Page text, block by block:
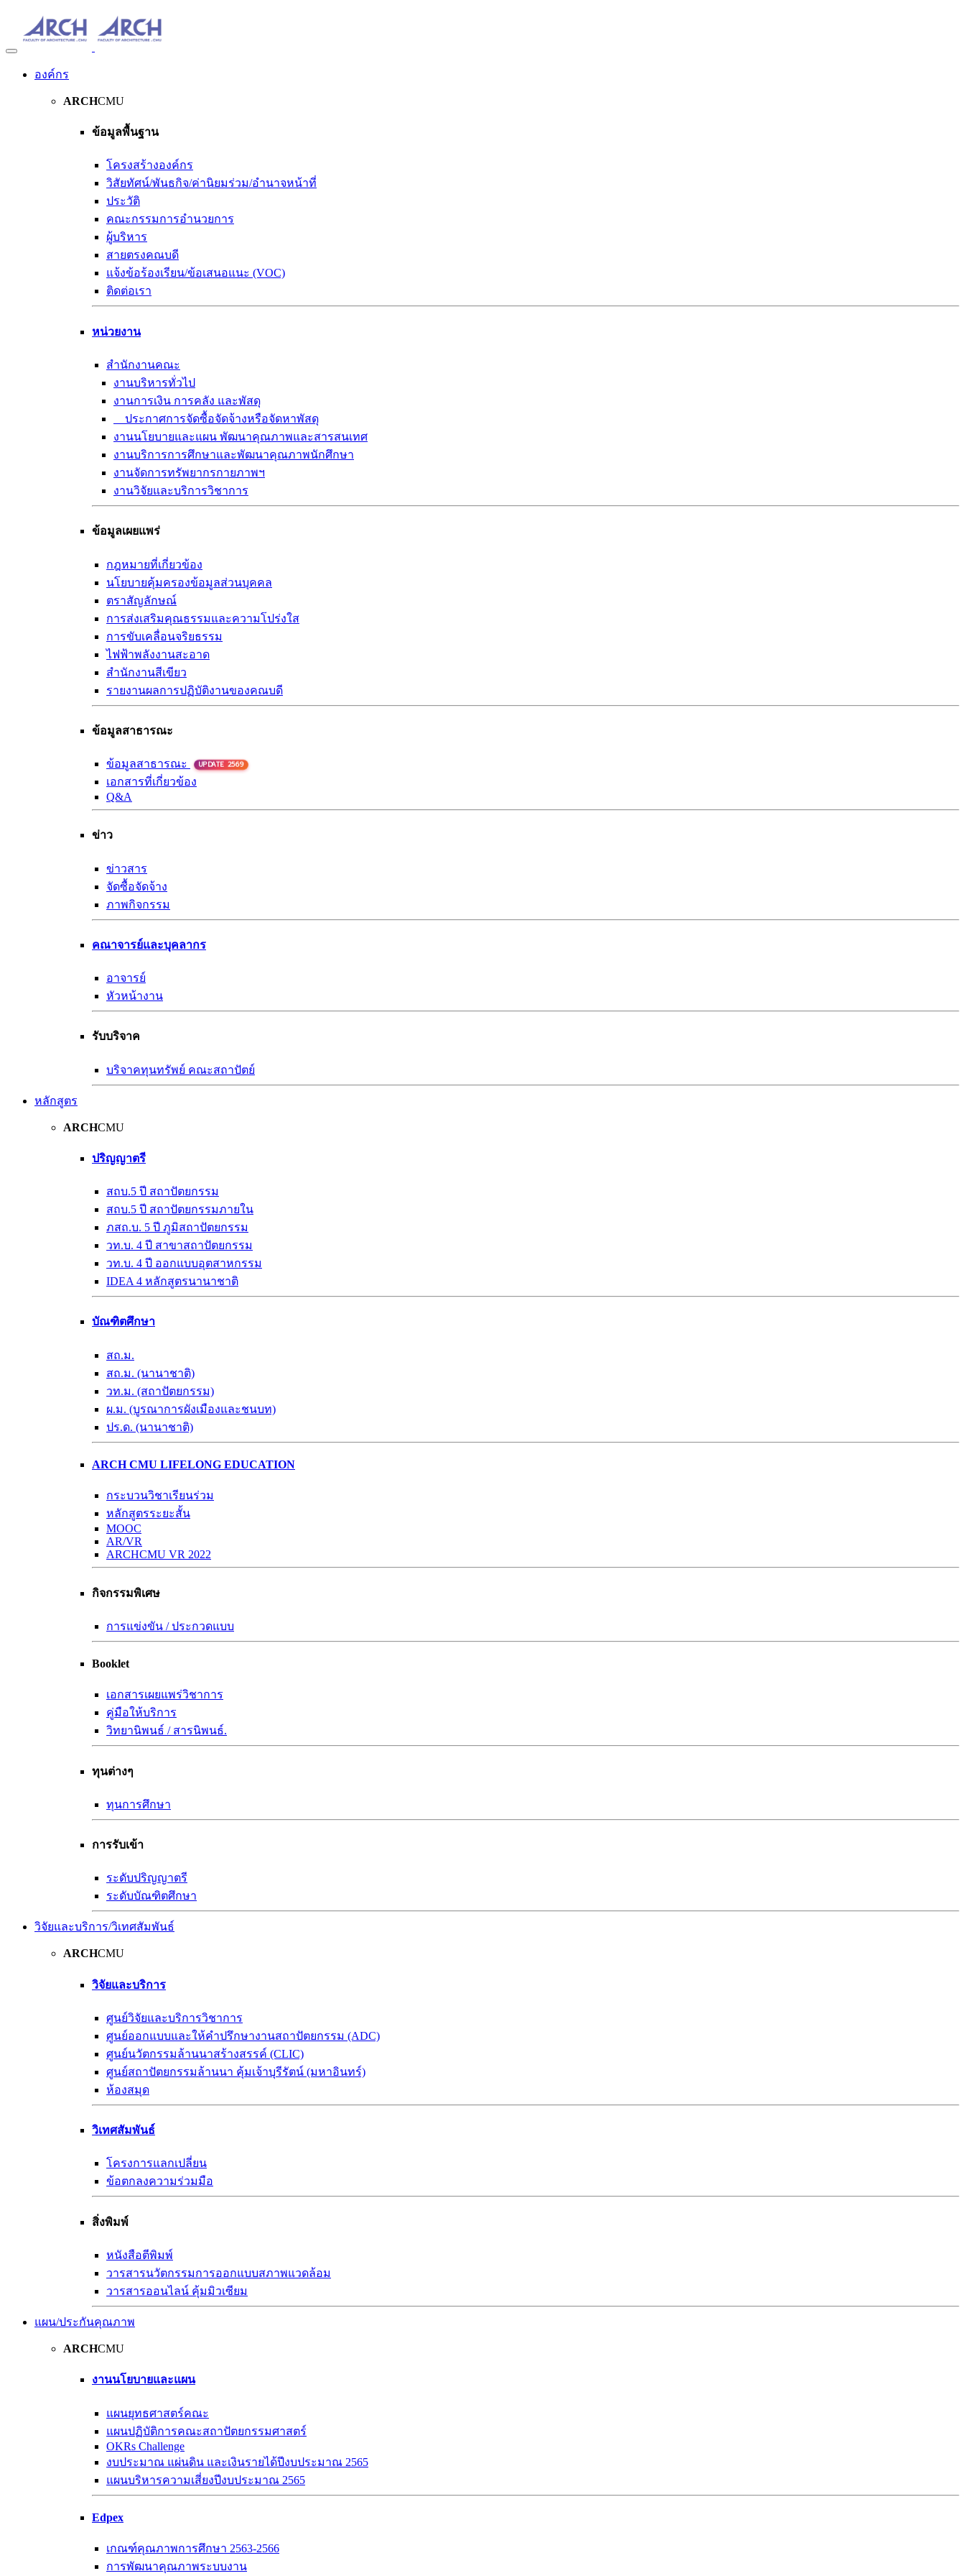
องค์กร
ARCHCMU
ข้อมูลพื้นฐาน
โครงสร้างองค์กร
วิสัยทัศน์/พันธกิจ/ค่านิยมร่วม/อำนาจหน้าที่
ประวัติ
คณะกรรมการอำนวยการ
ผู้บริหาร
สายตรงคณบดี
แจ้งข้อร้องเรียน/ข้อเสนอแนะ (VOC)
ติดต่อเรา
หน่วยงาน
สำนักงานคณะ
งานบริหารทั่วไป
งานการเงิน การคลัง และพัสดุ
ประกาศการจัดซื้อจัดจ้างหรือจัดหาพัสดุ
งานนโยบายและแผน พัฒนาคุณภาพและสารสนเทศ
งานบริการการศึกษาและพัฒนาคุณภาพนักศึกษา
งานจัดการทรัพยากรกายภาพฯ
งานวิจัยและบริการวิชาการ
ข้อมูลเผยแพร่
กฎหมายที่เกี่ยวข้อง
นโยบายคุ้มครองข้อมูลส่วนบุคคล
ตราสัญลักษณ์
การส่งเสริมคุณธรรมและความโปร่งใส
การขับเคลื่อนจริยธรรม
ไฟฟ้าพลังงานสะอาด
สำนักงานสีเขียว
รายงานผลการปฏิบัติงานของคณบดี
ข้อมูลสาธารณะ
ข้อมูลสาธารณะ UPDATE 2569
เอกสารที่เกี่ยวข้อง
Q&A
ข่าว
ข่าวสาร
จัดซื้อจัดจ้าง
ภาพกิจกรรม
คณาจารย์และบุคลากร
อาจารย์
หัวหน้างาน
รับบริจาค
บริจาคทุนทรัพย์ คณะสถาปัตย์
หลักสูตร
ARCHCMU
ปริญญาตรี
สถบ.5 ปี สถาปัตยกรรม
สถบ.5 ปี สถาปัตยกรรมภายใน
ภสถ.บ. 5 ปี ภูมิสถาปัตยกรรม
วท.บ. 4 ปี สาขาสถาปัตยกรรม
วท.บ. 4 ปี ออกแบบอุตสาหกรรม
IDEA 4 หลักสูตรนานาชาติ
บัณฑิตศึกษา
สถ.ม.
สถ.ม. (นานาชาติ)
วท.ม. (สถาปัตยกรรม)
ผ.ม. (บูรณาการผังเมืองและชนบท)
ปร.ด. (นานาชาติ)
ARCH CMU LIFELONG EDUCATION
กระบวนวิชาเรียนร่วม
หลักสูตรระยะสั้น
MOOC
AR/VR
ARCHCMU VR 2022
กิจกรรมพิเศษ
การแข่งขัน / ประกวดแบบ
Booklet
เอกสารเผยแพร่วิชาการ
คู่มือให้บริการ
วิทยานิพนธ์ / สารนิพนธ์.
ทุนต่างๆ
ทุนการศึกษา
การรับเข้า
ระดับปริญญาตรี
ระดับบัณฑิตศึกษา
วิจัยและบริการ/วิเทศสัมพันธ์
ARCHCMU
วิจัยและบริการ
ศูนย์วิจัยและบริการวิชาการ
ศูนย์ออกแบบและให้คำปรึกษางานสถาปัตยกรรม (ADC)
ศูนย์นวัตกรรมล้านนาสร้างสรรค์ (CLIC)
ศูนย์สถาปัตยกรรมล้านนา คุ้มเจ้าบุรีรัตน์ (มหาอินทร์)
ห้องสมุด
วิเทศสัมพันธ์
โครงการแลกเปลี่ยน
ข้อตกลงความร่วมมือ
สิ่งพิมพ์
หนังสือตีพิมพ์
วารสารนวัตกรรมการออกแบบสภาพแวดล้อม
วารสารออนไลน์ คุ้มมิวเซียม
แผน/ประกันคุณภาพ
ARCHCMU
งานนโยบายและแผน
แผนยุทธศาสตร์คณะ
แผนปฏิบัติการคณะสถาปัตยกรรมศาสตร์
OKRs Challenge
งบประมาณ แผ่นดิน และเงินรายได้ปีงบประมาณ 2565
แผนบริหารความเสี่ยงปีงบประมาณ 2565
Edpex
เกณฑ์คุณภาพการศึกษา 2563-2566
การพัฒนาคุณภาพระบบงาน